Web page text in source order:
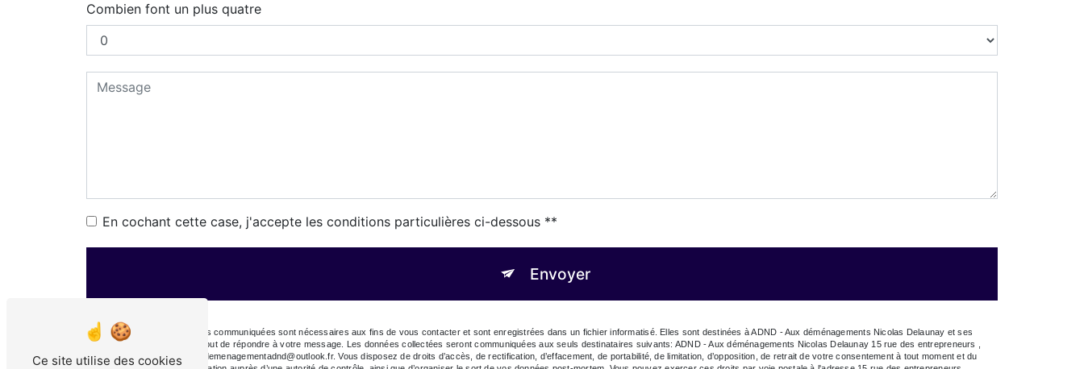
Combien font un plus quatre
En cochant cette case, j'accepte les conditions particulières ci-dessous **
Envoyer
** Les données personnelles communiquées sont nécessaires aux fins de vous contacter et sont enregistrées dans un fichier informatisé. Elles sont destinées à ADND - Aux déménagements Nicolas Delaunay et ses
sous-traitants dans le seul but de répondre à votre message. Les données collectées seront communiquées aux seuls destinataires suivants: ADND - Aux déménagements Nicolas Delaunay 15 rue des entrepreneurs ,
78420 Carrières sur seine demenagementadnd@outlook.fr. Vous disposez de droits d’accès, de rectification, d’effacement, de portabilité, de limitation, d’opposition, de retrait de votre consentement à tout moment et du
Ce site utilise des cookies